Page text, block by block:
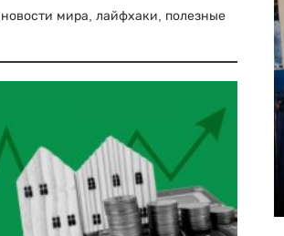
мира, лайфхаки, полезные